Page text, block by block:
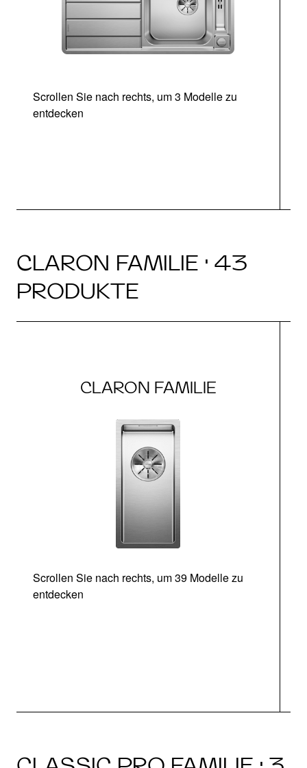
Scrollen Sie nach rechts, um 3 Modelle zu
entdecken
CLARON FAMILIE · 43
PRODUKTE
CLARON FAMILIE
Scrollen Sie nach rechts, um 39 Modelle zu
entdecken